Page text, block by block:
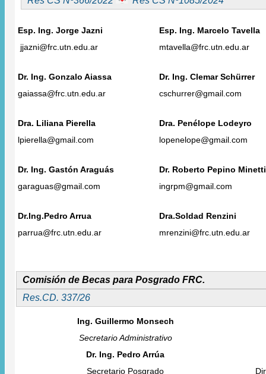
Esp. Ing. Jorge Jazni
jjazni@frc.utn.edu.ar
Esp. Ing. Marcelo Tavella
mtavella@frc.utn.edu.ar
Dr. Ing. Gonzalo Aiassa
gaiassa@frc.utn.edu.ar
Dr. Ing. Clemar Schürrer
cschurrer@gmail.com
Dra. Liliana Pierella
lpierella@gmail.com
Dra. Penélope Lodeyro
lopenelope@gmail.com
Dr. Ing. Gastón Araguás
garaguas@gmail.com
Dr. Roberto Pepino Minetti
ingrpm@gmail.com
Dr.Ing.Pedro Arrua
parrua@frc.utn.edu.ar
Dra.Soldad Renzini
mrenzini@frc.utn.edu.ar
Comisión de Becas para Posgrado FRC.
Res.CD. 337/26
Ing. Guillermo Monsech
Secretario Administrativo
Dr. Ing. Pedro Arrúa
Secretario Posgrado